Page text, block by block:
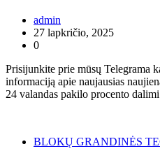
admin
27 lapkričio, 2025
0
Prisijunkite prie mūsų Telegrama
informaciją apie naujausias
24 valandas pakilo procento
BLOKŲ GRANDINĖS